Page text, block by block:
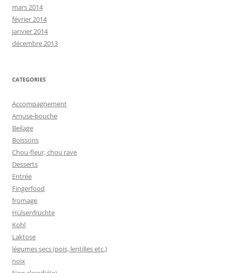
mars 2014
février 2014
janvier 2014
décembre 2013
CATEGORIES
Accompagnement
Amuse-bouche
Beilage
Boissons
Chou-fleur, chou rave
Desserts
Entrée
Fingerfood
fromage
Hülsenfrüchte
Kohl
Laktose
légumes secs (pois, lentilles etc.)
noix